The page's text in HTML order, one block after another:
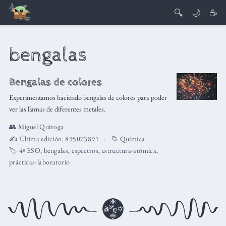
🔍 🌙 ☕
bengalas
Bengalas de colores
Experimentamos haciendo bengalas de colores para poder
ver las llamas de diferentes metales.
👥 Miguel Quiroga
✍️ Última edición: 895073891 📁 Química
🏷️ 4º ESO, bengalas,espectros, estructura-atómica,
prácticas-laboratorio